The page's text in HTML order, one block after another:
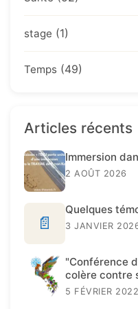
stage (1)
Temps (49)
Articles récents
Immersion
2 AOÛT 2026
📄
Quelques
3 JANVIER
"Conférence
colère contre
5 FÉVRIER 2022